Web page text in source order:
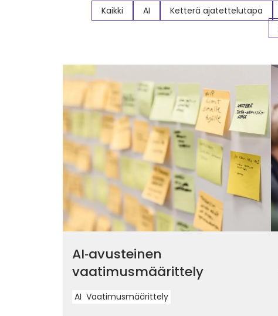
Kaikki AI Ketterä ajatettelutapa
AI‑avusteinen
vaatimusmäärittely
AI Vaatimusmäärittely